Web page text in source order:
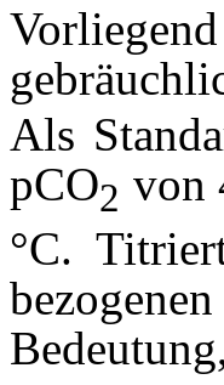
Als
pCO2 von
°C.